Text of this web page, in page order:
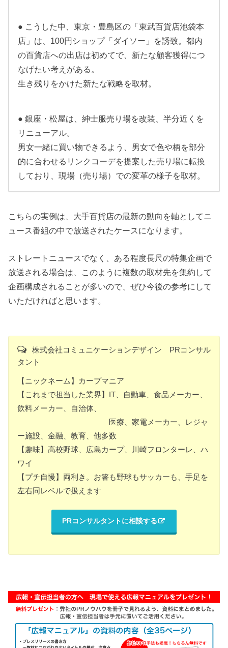
● こうした中、東京・豊島区の「東武百貨店池袋本
店」は、100円ショップ「ダイソー」を誘致。都内
の百貨店への出店は初めてで、新たな顧客獲得につ
なげたい考えがある。
生き残りをかけた新たな戦略を取材。
● 銀座・松屋は、紳士服売り場を改装、半分近くを
リニューアル。
男女一緒に買い物できるよう、男女で色や柄を部分
的に合わせるリンクコーデを提案した売り場に転換
しており、現場（売り場）での変革の様子を取材。
こちらの実例は、大手百貨店の最新の動向を軸としてニ
ュース番組の中で放送されたケースになります。
ストレートニュースでなく、ある程度長尺の特集企画で
放送される場合は、このように複数の取材先を集約して
企画構成されることが多いので、ぜひ今後の参考にして
いただければと思います。
株式会社コミュニケーションデザイン PRコンサル
タント
【ニックネーム】カープマニア
【これまで担当した業界】IT、自動車、食品メーカー、
飲料メーカー、自治体、
医療、家電メーカー、レジャ
ー施設、金融、教育、他多数
【趣味】高校野球、広島カープ、川崎フロンターレ、ハ
ワイ
【プチ自慢】両利き。お箸も野球もサッカーも、手足を
左右同レベルで扱えます
PRコンサルタントに相談する